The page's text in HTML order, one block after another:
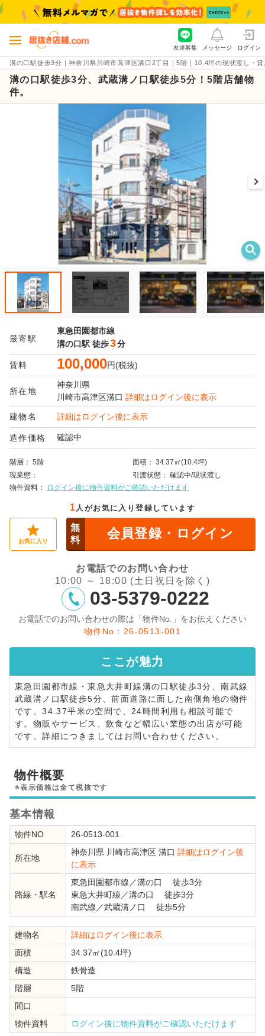
溝の口駅徒歩3分｜神奈川県川崎市高津区溝口2丁目｜5階｜10.4坪の現状渡し・
友達募集 メッセージ ログイン
溝の口駅徒歩3分、武蔵溝ノ口駅徒歩5分！5階店舗物
件。
最寄駅
東急田園都市線
溝の口駅 徒歩3分
賃料 100,000円(税抜)
所在地
神奈川県
川崎市高津区溝口 詳細はログイン後に表示
建物名 詳細はログイン後に表示
造作価格 確認中
階層 5階 面積
34.37㎡(10.4坪)
現業態
引渡状態
確認中/現状渡し
物件資料
ログイン後に物件資料がご確認いただけます
1 人がお気に入り登録しています
お気に入り
無
料
会員登録・ログイン
お電話でのお問い合わせ
10:00 ～ 18:00 (土日祝日を除く)
03-5379-0222
お電話でのお問い合わせの際は「物件No.」をお伝えください
物件No：26-0513-001
ここが魅力
東急田園都市線・東急大井町線溝の口駅徒歩3分、南武線
武蔵溝ノ口駅徒歩5分、前面道路に面した南側角地の物件
です。34.37平米の空間で、24時間利用も相談可能で
す。物販やサービス、飲食など幅広い業態の出店が可能
です。詳細につきましてはお問い合わせください。
物件概要
※表示価格は全て税抜です
基本情報
物件NO 26-0513-001
所在地
神奈川県 川崎市高津区 溝口 詳細はログイン後
に表示
路線・駅名
東急田園都市線 ／溝の口
徒歩3分
東急大井町線 ／溝の口
徒歩3分
南武線 ／武蔵溝ノ口 徒歩5分
建物名
詳細はログイン後に表示
面積
34.37㎡(10.4坪)
構造
鉄骨造
階層
5階
間口
物件資料
ログイン後に物件資料がご確認いただけます